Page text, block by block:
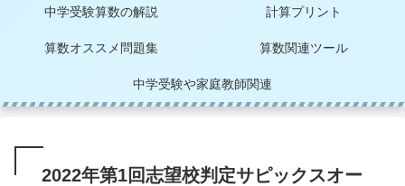
中学受験算数の解説 計算プリント
算数オススメ問題集 算数関連ツール
中学受験や家庭教師関連
2022年第1回志望校判定サピックスオー